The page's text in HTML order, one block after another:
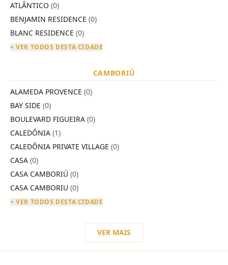
ATLÂNTICO (0)
BENJAMIN RESIDENCE (0)
BLANC RESIDENCE (0)
+ VER TODOS DESTA CIDADE
CAMBORIÚ
ALAMEDA PROVENCE (0)
BAY SIDE (0)
BOULEVARD FIGUEIRA (0)
CALEDÔNIA (1)
CALEDÔNIA PRIVATE VILLAGE (0)
CASA (0)
CASA CAMBORIÚ (0)
CASA CAMBORIU (0)
+ VER TODOS DESTA CIDADE
VER MAIS